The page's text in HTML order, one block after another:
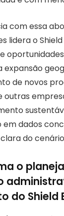
com essa
lidera o
expansão
de novos
outras
dados
do
o
do Shield